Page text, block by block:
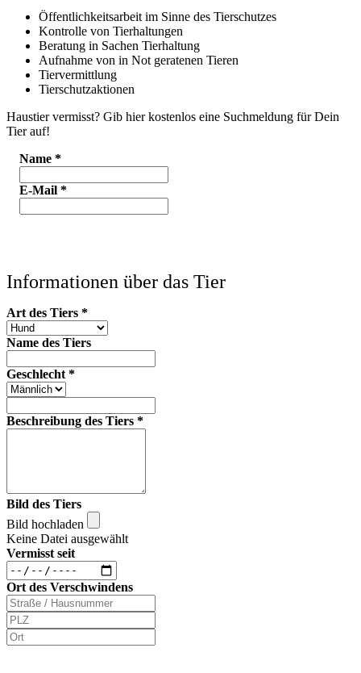
Öffentlichkeitsarbeit im Sinne des Tierschutzes
Kontrolle von Tierhaltungen
Beratung in Sachen Tierhaltung
Aufnahme von in Not geratenen Tieren
Tiervermittlung
Tierschutzaktionen
Haustier vermisst? Gib hier kostenlos eine Suchmeldung für Dein
Tier auf!
Name *
E-Mail *
Informationen über das Tier
Art des Tiers *
Name des Tiers
Geschlecht *
Beschreibung des Tiers *
Bild des Tiers
Bild hochladen
Keine Datei ausgewählt
Vermisst seit
Ort des Verschwindens